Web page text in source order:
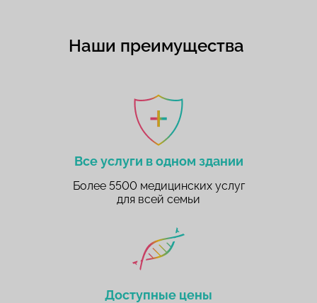
Наши преимущества
Все услуги в одном здании
Более 5500 медицинских услуг
для всей семьи
Доступные цены